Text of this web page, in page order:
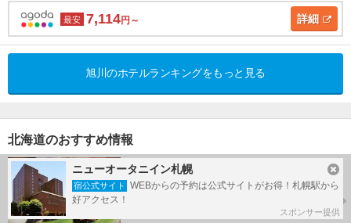
最安 7,114円～ 詳細
旭川のホテルランキングをもっと見る
北海道のおすすめ情報
【2026年】札幌・すすきのジンギスカン
おすすめランキング！
ニューオータニイン札幌
宿公式サイト
WEBからの予約は公式サイトがお得！札幌駅から
好アクセス！
スポンサー提供